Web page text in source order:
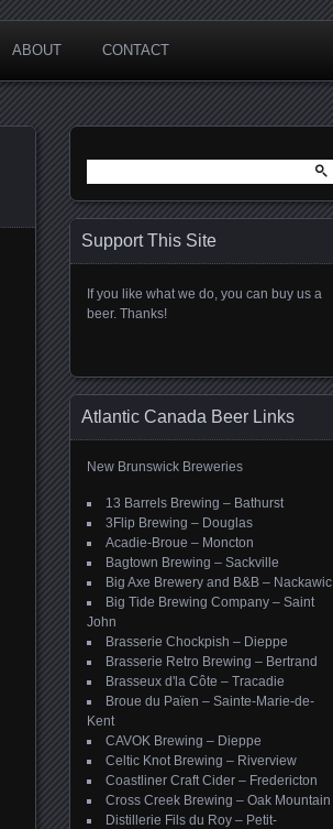
ABOUT CONTACT
for:
Support This Site
If you like what we do, you can buy us a
beer. Thanks!
Atlantic Canada Beer Links
New Brunswick Breweries
13 Barrels Brewing – Bathurst
3Flip Brewing – Douglas
Acadie-Broue – Moncton
Bagtown Brewing – Sackville
Big Axe Brewery and B&B – Nackawic
Big Tide Brewing Company – Saint
John
Brasserie Chockpish – Dieppe
Brasserie Retro Brewing – Bertrand
Brasseux d'la Côte – Tracadie
Broue du Païen – Sainte-Marie-de-
Kent
CAVOK Brewing – Dieppe
Celtic Knot Brewing – Riverview
Coastliner Craft Cider – Fredericton
Cross Creek Brewing – Oak Mountain
Distillerie Fils du Roy – Petit-